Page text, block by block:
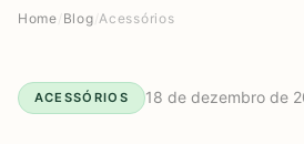
Home Blog /Acessórios
ACESSÓRIOS 18 de dezembro de